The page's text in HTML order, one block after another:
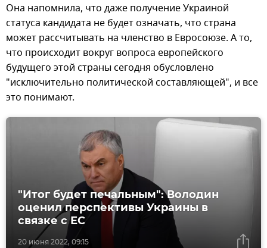
Она напомнила, что даже получение Украиной
статуса кандидата не будет означать, что страна
может рассчитывать на членство в Евросоюзе. А то,
что происходит вокруг вопроса европейского
будущего этой страны сегодня обусловлено
"исключительно политической составляющей", и все
это понимают.
20 июня 2022, 09:15
"Итог будет печальным": Володин
оценил перспективы Украины в
связке с ЕС